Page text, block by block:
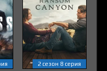
2 сезон 8 серия